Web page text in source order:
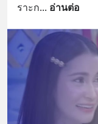
ราะก... อ่านต่อ